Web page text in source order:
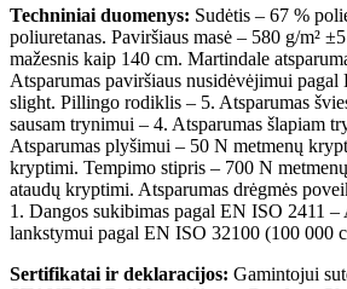
Techniniai duomenys: Sudėtis – 67 %
poliuretanas. Paviršiaus masė – 580 g/m²
mažesnis kaip 140 cm. Martindale
Atsparumas paviršiaus nusidėvėjimui
slight. Pillingo rodiklis – 5. Atsparumas
sausam trynimui – 4. Atsparumas šlapiam
Atsparumas plyšimui – 50 N metmenų
kryptimi. Tempimo stipris – 700 N
ataudų kryptimi. Atsparumas drėgmės
1. Dangos sukibimas pagal EN ISO 2411 –
lankstymui pagal EN ISO 32100 (100 000
Sertifikatai ir deklaracijos: Gamintojui